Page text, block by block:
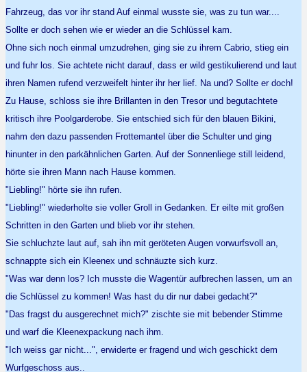
Fahrzeug, das vor ihr stand Auf einmal wusste sie, was zu tun war....
Sollte er doch sehen wie er wieder an die Schlüssel kam.
Ohne sich noch einmal umzudrehen, ging sie zu ihrem Cabrio, stieg ein
und fuhr los. Sie achtete nicht darauf, dass er wild gestikulierend und laut
ihren Namen rufend verzweifelt hinter ihr her lief. Na und? Sollte er doch!
Zu Hause, schloss sie ihre Brillanten in den Tresor und begutachtete
kritisch ihre Poolgarderobe. Sie entschied sich für den blauen Bikini,
nahm den dazu passenden Frottemantel über die Schulter und ging
hinunter in den parkähnlichen Garten. Auf der Sonnenliege still leidend,
hörte sie ihren Mann nach Hause kommen.
"Liebling!" hörte sie ihn rufen.
"Liebling!" wiederholte sie voller Groll in Gedanken. Er eilte mit großen
Schritten in den Garten und blieb vor ihr stehen.
Sie schluchzte laut auf, sah ihn mit geröteten Augen vorwurfsvoll an,
schnappte sich ein Kleenex und schnäuzte sich kurz.
"Was war denn los? Ich musste die Wagentür aufbrechen lassen, um an
die Schlüssel zu kommen! Was hast du dir nur dabei gedacht?"
"Das fragst du ausgerechnet mich?" zischte sie mit bebender Stimme
und warf die Kleenexpackung nach ihm.
"Ich weiss gar nicht...", erwiderte er fragend und wich geschickt dem
Wurfgeschoss aus..